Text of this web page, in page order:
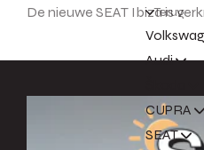
Terug
Audi
CUPRA
SEAT
De nieuwe SEAT Ibiza is